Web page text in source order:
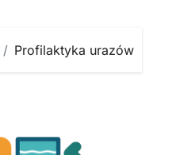
Profilaktyka urazów